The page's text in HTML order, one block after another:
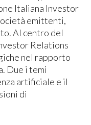
Italiana Investor
emittenti,
Al centro del
Relations
nel rapporto
Due i temi
artificiale e il
di